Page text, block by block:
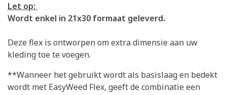
Let op:
Wordt enkel in 21x30 formaat geleverd.
Deze flex is ontworpen om extra dimensie aan uw
kleding toe te voegen.
**Wanneer het gebruikt wordt als basislaag en bedekt
wordt met EasyWeed Flex, geeft de combinatie een